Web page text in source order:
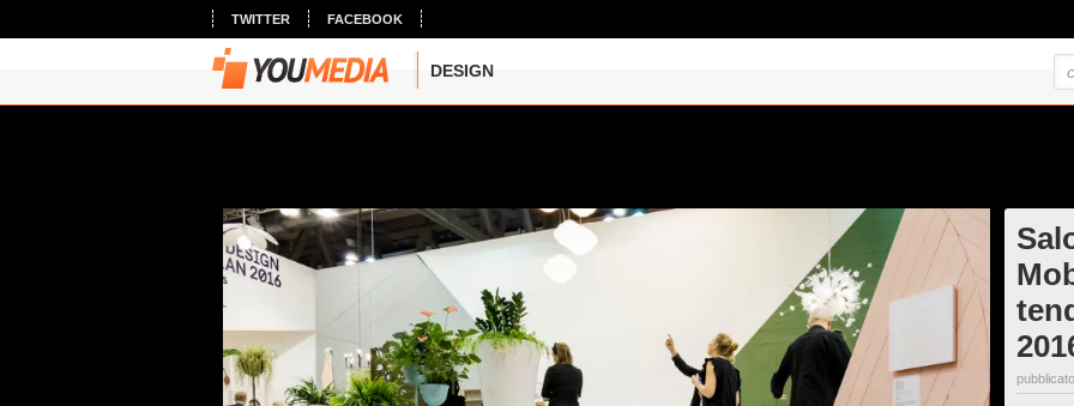
TWITTER FACEBOOK
DESIGN